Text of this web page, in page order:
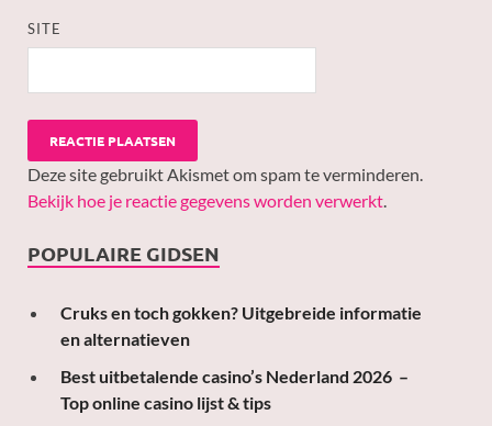
SITE
Deze site gebruikt Akismet om spam te verminderen.
Bekijk hoe je reactie gegevens worden verwerkt
POPULAIRE GIDSEN
Cruks en toch gokken? Uitgebreide informatie
en alternatieven
Best uitbetalende casino’s Nederland 2026 –
Top online casino lijst & tips